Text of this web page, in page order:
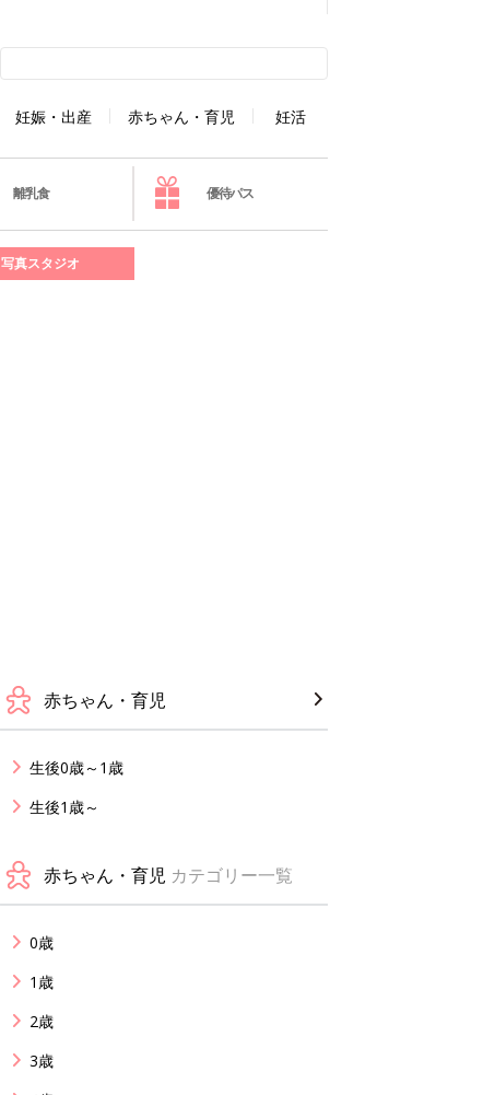
妊娠・出産 赤ちゃん・育児 妊活
離乳食 優待パス
写真スタジオ
赤ちゃん・育児
生後0歳～1歳
生後1歳～
赤ちゃん・育児 カテゴリー一覧
0歳
1歳
2歳
3歳